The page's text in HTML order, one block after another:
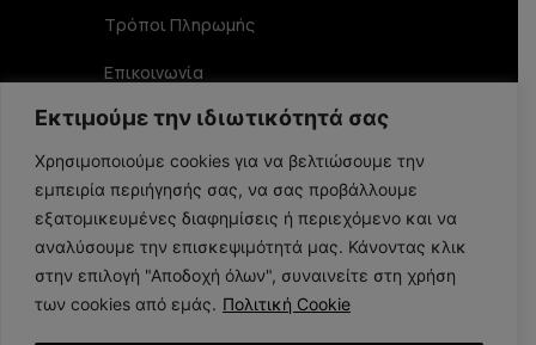
Εκτιμούμε την ιδιωτικότητά σας
Χρησιμοποιούμε cookies για να βελτιώσουμε την
εμπειρία περιήγησής σας, να σας προβάλλουμε
εξατομικευμένες διαφημίσεις ή περιεχόμενο και να
αναλύσουμε την επισκεψιμότητά μας. Κάνοντας κλικ
στην επιλογή "Αποδοχή όλων", συναινείτε στη χρήση
των cookies από εμάς. Πολιτική Cookie
Τρόποι Πληρωμής
Επικοινωνία
Στοιχεία Επικοινωνίας
Αριστοφάνους 19 TK 15234, Χαλάνδρι
210 6848356